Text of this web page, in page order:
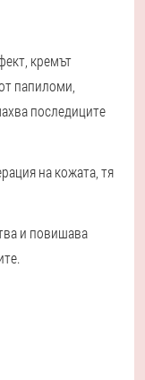
кремът
папиломи,
последиците
на кожата, тя
и повишава